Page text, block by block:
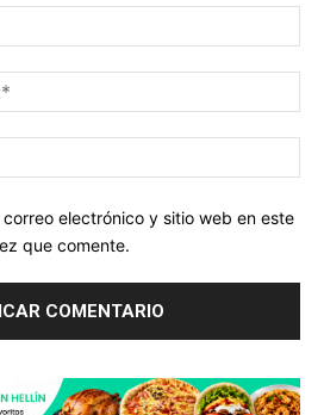
electrónico y sitio web en este
que comente.